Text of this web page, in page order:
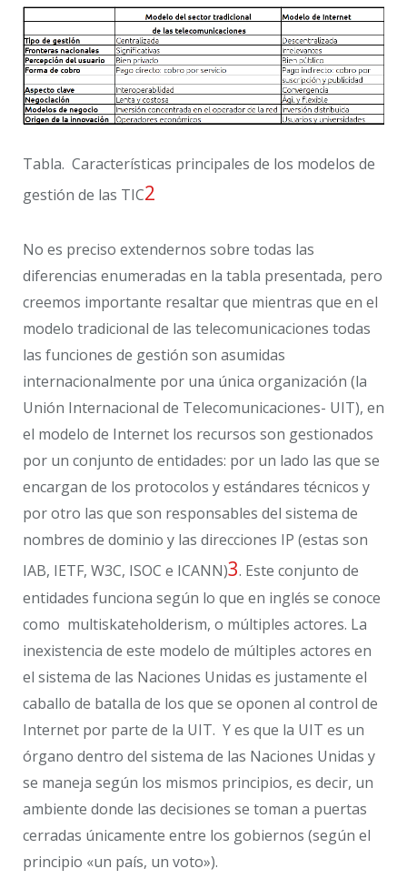
Tabla. Características principales de los modelos de
gestión de las TIC2
No es preciso extendernos sobre todas las
diferencias enumeradas en la tabla presentada, pero
creemos importante resaltar que mientras que en el
modelo tradicional de las telecomunicaciones todas
las funciones de gestión son asumidas
internacionalmente por una única organización (la
Unión Internacional de Telecomunicaciones- UIT), en
el modelo de Internet los recursos son gestionados
por un conjunto de entidades: por un lado las que se
encargan de los protocolos y estándares técnicos y
por otro las que son responsables del sistema de
nombres de dominio y las direcciones IP (estas son
IAB, IETF, W3C, ISOC e ICANN)3. Este conjunto de
entidades funciona según lo que en inglés se conoce
como multiskateholderism, o múltiples actores. La
inexistencia de este modelo de múltiples actores en
el sistema de las Naciones Unidas es justamente el
caballo de batalla de los que se oponen al control de
Internet por parte de la UIT. Y es que la UIT es un
órgano dentro del sistema de las Naciones Unidas y
se maneja según los mismos principios, es decir, un
ambiente donde las decisiones se toman a puertas
cerradas únicamente entre los gobiernos (según el
principio «un país, un voto»).